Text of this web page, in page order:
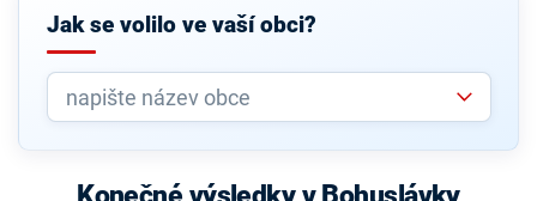
Jak se volilo ve vaší obci?